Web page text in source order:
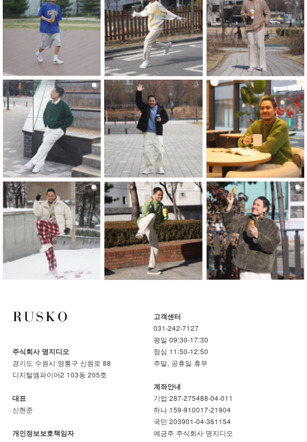
주식회사 명지디오
경기도 수원시 영통구 신원로 88
디지털엠파이어2 103동 205호
대표
신현준
개인정보보호책임자
고객센터
031-242-7127
평일 09:30-17:30
점심 11:50-12:50
주말, 공휴일 휴무
계좌안내
기업 287-275488-04-011
하나 159-910017-21904
국민 203901-04-361154
예금주 주식회사 명지디오